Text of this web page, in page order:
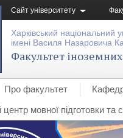
Сайт університету
Харківський національний
імені Василя Назаровича
Факультет
Про факультет
мовної підготовки та